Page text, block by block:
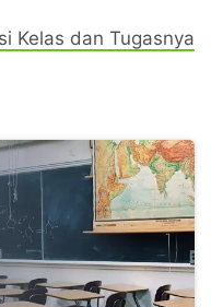
Kelas dan Tugasnya